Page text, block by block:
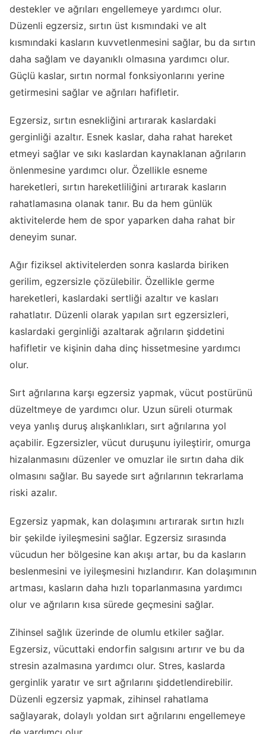
destekler ve ağrıları engellemeye yardımcı olur.
Düzenli egzersiz, sırtın üst kısmındaki ve alt
kısmındaki kasların kuvvetlenmesini sağlar, bu da sırtın
daha sağlam ve dayanıklı olmasına yardımcı olur.
Güçlü kaslar, sırtın normal fonksiyonlarını yerine
getirmesini sağlar ve ağrıları hafifletir.
Egzersiz, sırtın esnekliğini artırarak kaslardaki
gerginliği azaltır. Esnek kaslar, daha rahat hareket
etmeyi sağlar ve sıkı kaslardan kaynaklanan ağrıların
önlenmesine yardımcı olur. Özellikle esneme
hareketleri, sırtın hareketliliğini artırarak kasların
rahatlamasına olanak tanır. Bu da hem günlük
aktivitelerde hem de spor yaparken daha rahat bir
deneyim sunar.
Ağır fiziksel aktivitelerden sonra kaslarda biriken
gerilim, egzersizle çözülebilir. Özellikle germe
hareketleri, kaslardaki sertliği azaltır ve kasları
rahatlatır. Düzenli olarak yapılan sırt egzersizleri,
kaslardaki gerginliği azaltarak ağrıların şiddetini
hafifletir ve kişinin daha dinç hissetmesine yardımcı
olur.
Sırt ağrılarına karşı egzersiz yapmak, vücut postürünü
düzeltmeye de yardımcı olur. Uzun süreli oturmak
veya yanlış duruş alışkanlıkları, sırt ağrılarına yol
açabilir. Egzersizler, vücut duruşunu iyileştirir, omurga
hizalanmasını düzenler ve omuzlar ile sırtın daha dik
olmasını sağlar. Bu sayede sırt ağrılarının tekrarlama
riski azalır.
Egzersiz yapmak, kan dolaşımını artırarak sırtın hızlı
bir şekilde iyileşmesini sağlar. Egzersiz sırasında
vücudun her bölgesine kan akışı artar, bu da kasların
beslenmesini ve iyileşmesini hızlandırır. Kan dolaşımının
artması, kasların daha hızlı toparlanmasına yardımcı
olur ve ağrıların kısa sürede geçmesini sağlar.
Zihinsel sağlık üzerinde de olumlu etkiler sağlar.
Egzersiz, vücuttaki endorfin salgısını artırır ve bu da
stresin azalmasına yardımcı olur. Stres, kaslarda
gerginlik yaratır ve sırt ağrılarını şiddetlendirebilir.
Düzenli egzersiz yapmak, zihinsel rahatlama
sağlayarak, dolaylı yoldan sırt ağrılarını engellemeye